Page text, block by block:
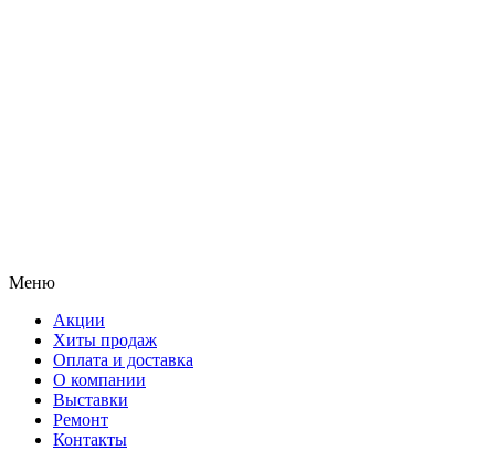
Меню
Акции
Хиты продаж
Оплата и доставка
О компании
Выставки
Ремонт
Контакты